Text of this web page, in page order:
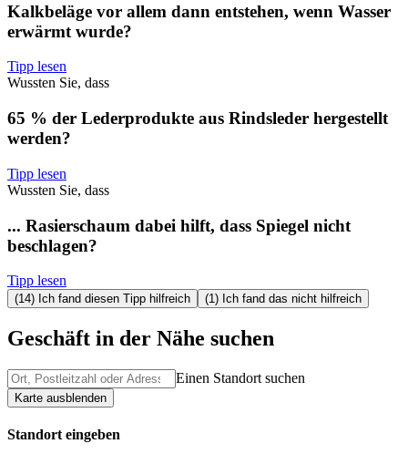
Kalkbeläge vor allem dann entstehen, wenn Wasser
erwärmt wurde?
Tipp lesen
Wussten Sie, dass
65 % der Lederprodukte aus Rindsleder hergestellt
werden?
Tipp lesen
Wussten Sie, dass
... Rasierschaum dabei hilft, dass Spiegel nicht
beschlagen?
Tipp lesen
(14) Ich fand diesen Tipp hilfreich (1) Ich fand das nicht hilfreich
Geschäft in der Nähe suchen
Einen Standort suchen
Karte ausblenden
Standort eingeben